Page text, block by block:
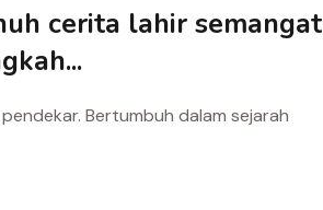
cerita lahir semangat
Bertumbuh dalam sejarah